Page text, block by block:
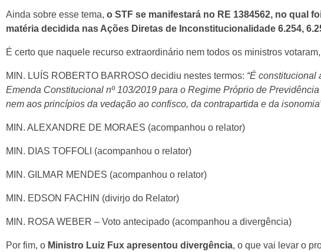
Ainda sobre esse tema, o STF se manifestará no RE 1384562, no qual
matéria decidida nas Ações Diretas de Inconstitucionalidade 6.254,
É certo que naquele recurso extraordinário nem todos os ministros
MIN. LUÍS ROBERTO BARROSO decidiu nestes termos: “É
Emenda Constitucional nº 103/2019 para o Regime Próprio de
nem aos princípios da vedação ao confisco, da contrapartida e da
MIN. ALEXANDRE DE MORAES (acompanhou o relator)
MIN. DIAS TOFFOLI (acompanhou o relator)
MIN. GILMAR MENDES (acompanhou o relator)
MIN. EDSON FACHIN (divirjo do Relator)
MIN. ROSA WEBER – Voto antecipado (acompanhou a divergência)
Por fim, o Ministro Luiz Fux apresentou divergência, o que vai levar o